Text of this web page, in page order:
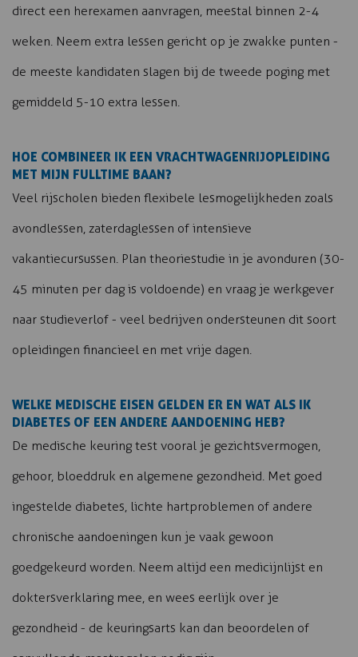
direct een herexamen aanvragen, meestal binnen 2-4
weken. Neem extra lessen gericht op je zwakke punten -
de meeste kandidaten slagen bij de tweede poging met
gemiddeld 5-10 extra lessen.
HOE COMBINEER IK EEN VRACHTWAGENRIJOPLEIDING
MET MIJN FULLTIME BAAN?
Veel rijscholen bieden flexibele lesmogelijkheden zoals
avondlessen, zaterdaglessen of intensieve
vakantiecursussen. Plan theoriestudie in je avonduren (30-
45 minuten per dag is voldoende) en vraag je werkgever
naar studieverlof - veel bedrijven ondersteunen dit soort
opleidingen financieel en met vrije dagen.
WELKE MEDISCHE EISEN GELDEN ER EN WAT ALS IK
DIABETES OF EEN ANDERE AANDOENING HEB?
De medische keuring test vooral je gezichtsvermogen,
gehoor, bloeddruk en algemene gezondheid. Met goed
ingestelde diabetes, lichte hartproblemen of andere
chronische aandoeningen kun je vaak gewoon
goedgekeurd worden. Neem altijd een medicijnlijst en
doktersverklaring mee, en wees eerlijk over je
gezondheid - de keuringsarts kan dan beoordelen of